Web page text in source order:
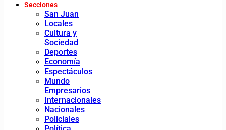
Secciones
San Juan
Locales
Cultura y
Sociedad
Deportes
Economía
Espectáculos
Mundo
Empresarios
Internacionales
Nacionales
Policiales